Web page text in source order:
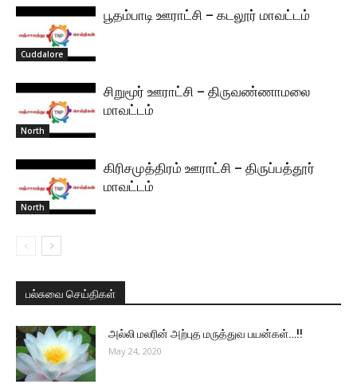
Cuddalore
பூதம்பாடி ஊராட்சி – கடலூர் மாவட்டம்
North
சிறுமூர் ஊராட்சி – திருவண்ணாமலை
மாவட்டம்
North
கிரிசமுத்திரம் ஊராட்சி – திருப்பத்தூர்
மாவட்டம்
பல்சுவை செய்திகள்
அல்லி மலரின் அற்புத மருத்துவ பயன்கள்…!!
May 24, 2020